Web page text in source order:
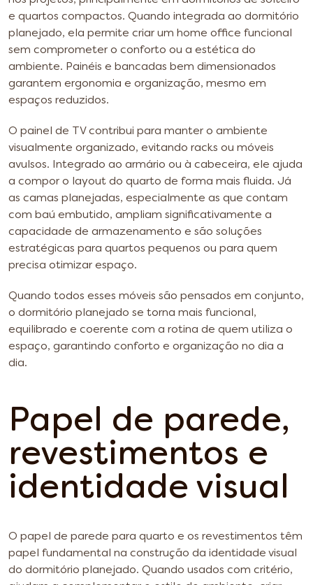
e quartos compactos. Quando integrada ao dormitório
planejado, ela permite criar um home office funcional
sem comprometer o conforto ou a estética do
ambiente. Painéis e bancadas bem dimensionados
garantem ergonomia e organização, mesmo em
espaços reduzidos.
O painel de TV contribui para manter o ambiente
visualmente organizado, evitando racks ou móveis
avulsos. Integrado ao armário ou à cabeceira, ele ajuda
a compor o layout do quarto de forma mais fluida. Já
as camas planejadas, especialmente as que contam
com baú embutido, ampliam significativamente a
capacidade de armazenamento e são soluções
estratégicas para quartos pequenos ou para quem
precisa otimizar espaço.
Quando todos esses móveis são pensados em conjunto,
o dormitório planejado se torna mais funcional,
equilibrado e coerente com a rotina de quem utiliza o
espaço, garantindo conforto e organização no dia a
dia.
Papel de parede,
revestimentos e
identidade visual
O papel de parede para quarto e os revestimentos têm
papel fundamental na construção da identidade visual
do dormitório planejado. Quando usados com critério,